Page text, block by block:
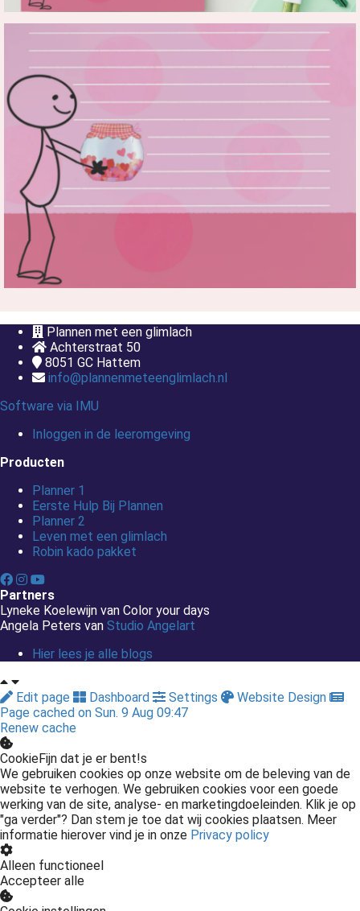
Plannen met een glimlach
Achterstraat 50
8051 GC Hattem
info@plannenmeteenglimlach.nl
Software via IMU
Inloggen in de leeromgeving
Producten
Planner 1
Eerste Hulp Bij Plannen
Planner 2
Leven met een glimlach
Robin kado pakket
Partners
Lyneke Koelewijn van Color your days
Angela Peters van Studio Angelart
Hier lees je alle blogs
Edit page Dashboard Settings
Website Design
Page cached on Sun. 9 Aug 09:47
Renew cache
CookieFijn dat je er bent!s
We gebruiken cookies op onze website om de beleving van de
website te verhogen. We gebruiken cookies voor een goede
werking van de site, analyse- en marketingdoeleinden. Klik je op
"ga verder"? Dan stem je toe dat wij cookies plaatsen. Meer
informatie hierover vind je in onze Privacy policy
Alleen functioneel
Accepteer alle